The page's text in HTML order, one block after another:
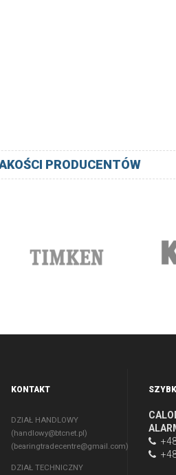
PRODUCENTÓW
KONTAKT
DZIAŁ HANDLOWY
(handlowy@btcnet.pl)
(bearingtradecentre@gmail.com)
DZIAŁ TECHNICZNY